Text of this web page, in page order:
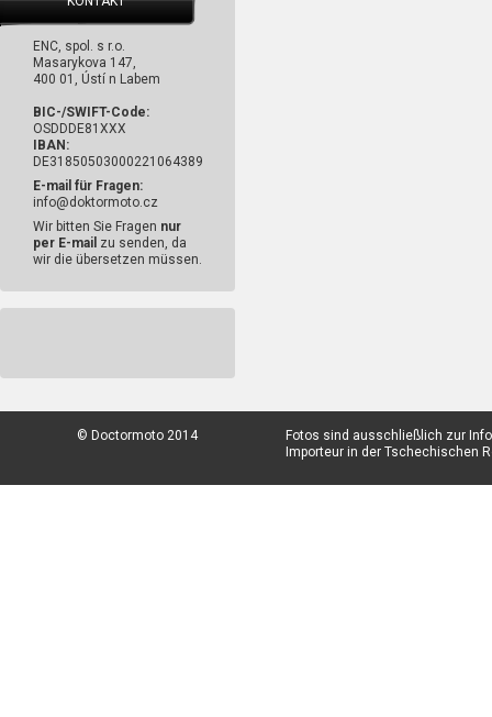
ENC, spol. s r.o.
Masarykova 147,
400 01, Ústí n Labem
BIC-/SWIFT-Code:
OSDDDE81XXX
IBAN:
DE31850503000221064389
E-mail für Fragen:
info@doktormoto.cz
Wir bitten Sie Fragen nur
per E-mail zu senden, da
wir die übersetzen müssen.
© Doctormoto 2014
Fotos sind ausschließlich zur
Importeur in der Tschechischen